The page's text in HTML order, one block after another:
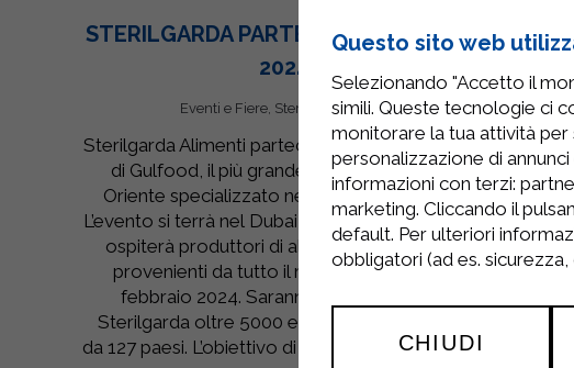
STERILGARDA PARTECIPA A GULFOOD
2024
Eventi e Fiere, Sterilgarda News
Sterilgarda Alimenti parteciperà alla 29° edizione
di Gulfood, il più grande salone del Medio
Oriente specializzato nel Food & Beverage.
L’evento si terrà nel Dubai World Trade Center e
ospiterà produttori di alimentari e bevande
provenienti da tutto il mondo, dal 19 al 23
febbraio 2024. Saranno presenti oltre a
Sterilgarda oltre 5000 espositori provenienti
da 127 paesi. L’obiettivo di questa grande fiera è…
5
Questo sito web
Selezionando "Accetto il
simili. Queste tecnologie ci
monitorare la tua attività per
personalizzazione di
informazioni con terzi:
marketing. Cliccando il
default. Per ulteriori
obbligatori (ad es.
CHIUDI